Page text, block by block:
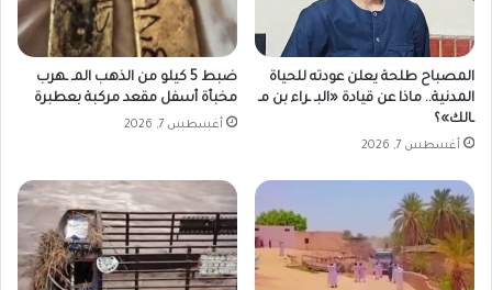
المصباح طلحة يعلن عودته للحياة
المدنية.. ماذا عن قيادة «البـ ـراء بن مـ
ـالك»؟
أغسطس 7, 2026
ضبط 5 كيلو من الذهب المـ ـهرب
مخبأة أسفل مقعد مركبة بعطبرة
أغسطس 7, 2026